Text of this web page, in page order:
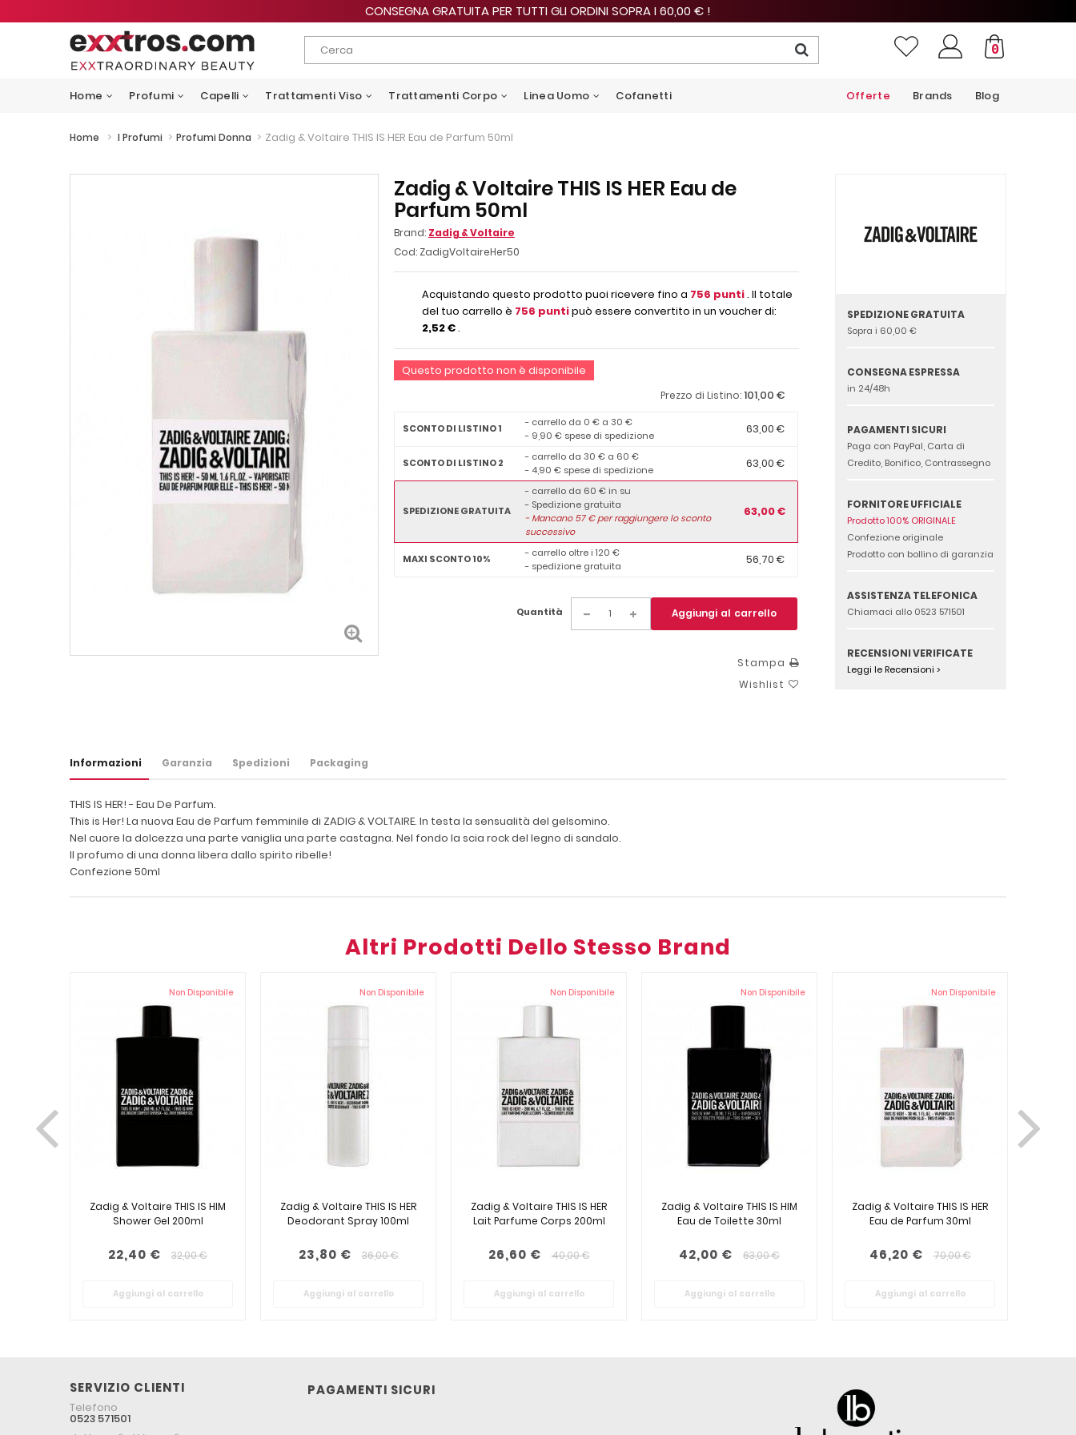
CONSEGNA GRATUITA PER TUTTI GLI ORDINI SOPRA I 60,00 € !
0
Home Profumi Capelli Trattamenti Viso Trattamenti Corpo Linea Uomo Cofanetti Blog
Brands
Offerte
Home > I Profumi > Profumi Donna > Zadig & Voltaire THIS IS HER Eau de Parfum 50ml
Zadig & Voltaire THIS IS HER Eau de
Parfum 50ml
Brand: Zadig & Voltaire
Cod: ZadigVoltaireHer50
Acquistando questo prodotto puoi ricevere fino a 756 punti. Il totale
del tuo carrello è 756 puntipuò essere convertito in un voucher di:
2,52 €.
Questo prodotto non è disponibile
Prezzo di Listino:101,00 €
SCONTO DI LISTINO 1
- carrello da 0 € a 30 €
- 9,90 € spese di spedizione
63,00 €
SCONTO DI LISTINO 2
- carrello da 30 € a 60 €
- 4,90 € spese di spedizione
63,00 €
SPEDIZIONE GRATUITA
- carrello da 60 € in su
- Spedizione gratuita
-Mancano57€ per raggiungere lo sconto
successivo
63,00 €
MAXI SCONTO 10%
- carrello oltre i 120 €
- spedizione gratuita
56,70 €
Quantità Aggiungi al carrello
Stampa
Wishlist
SPEDIZIONE GRATUITA
Sopra i 60,00 €
CONSEGNA ESPRESSA
in 24/48h
PAGAMENTI SICURI
Paga con PayPal, Carta di
Credito, Bonifico, Contrassegno
FORNITORE UFFICIALE
Prodotto 100% ORIGINALE
Confezione originale
Prodotto con bollino di garanzia
ASSISTENZA TELEFONICA
Chiamaci allo 0523 571501
RECENSIONI VERIFICATE
Leggi le Recensioni >
Informazioni Garanzia Spedizioni Packaging
THIS IS HER! - Eau De Parfum.
This is Her! La nuova Eau de Parfum femminile di ZADIG & VOLTAIRE. In testa la sensualità del gelsomino.
Nel cuore la dolcezza una parte vaniglia una parte castagna. Nel fondo la scia rock del legno di sandalo.
Il profumo di una donna libera dallo spirito ribelle!
Confezione 50ml
Altri Prodotti Dello Stesso Brand
Non Disponibile
Zadig & Voltaire THIS IS HIM
Shower Gel 200ml
22,40 € 32,00 €
Aggiungi al carrello
Non Disponibile
Zadig & Voltaire THIS IS HER
Deodorant Spray 100ml
23,80 € 36,00 €
Aggiungi al carrello
Non Disponibile
Zadig & Voltaire THIS IS HER
Lait Parfume Corps 200ml
26,60 € 40,00 €
Aggiungi al carrello
Non Disponibile
Zadig & Voltaire THIS IS HIM
Eau de Toilette 30ml
42,00 € 63,00 €
Aggiungi al carrello
Non Disponibile
Zadig & Voltaire THIS IS HER
Eau de Parfum 30ml
46,20 € 70,00 €
Aggiungi al carrello
SERVIZIO CLIENTI
Telefono
0523 571501
PAGAMENTI SICURI